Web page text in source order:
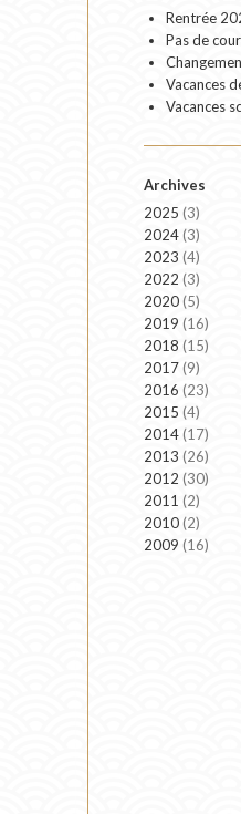
Rentrée
Pas de
Vacances
Vacances
Archives
2025 (3)
2024 (3)
2023 (4)
2022 (3)
2020(5)
2019 (16)
2018 (15)
2017(9)
2016 (23)
2015 (4)
2014(17)
2013 (26)
2012 (30)
2011 (2)
2010(2)
2009 (16)